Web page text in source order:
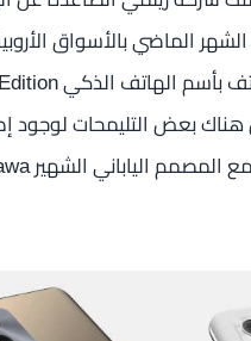
الماضي بالأسواق
هناك بعض التليمحات